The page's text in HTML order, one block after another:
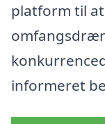
platform til
informeret